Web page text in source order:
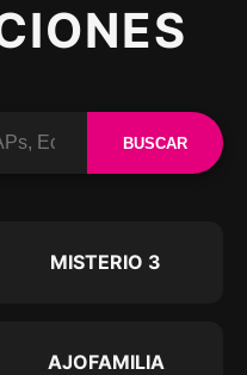
BUSCAR
MISTERIO 3
AJOFAMILIA